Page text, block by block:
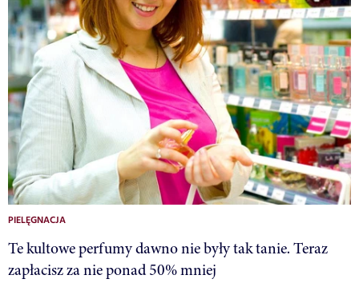
PIELĘGNACJA
Te kultowe perfumy dawno nie były tak tanie. Teraz
zapłacisz za nie ponad 50% mniej